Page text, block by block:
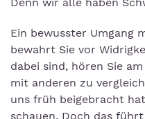
Ein bewusster Umgang
bewahrt Sie vor
dabei sind, hören Sie
mit anderen zu
uns früh beigebracht
schauen. Doch das